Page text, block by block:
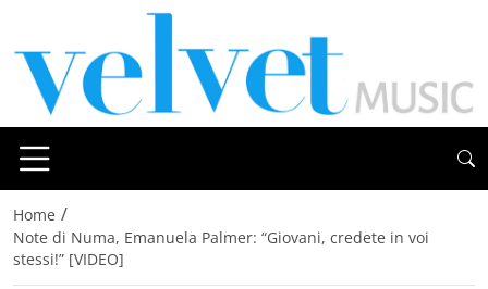
Home /
Note di Numa, Emanuela Palmer: “Giovani, credete in voi
stessi!” [VIDEO]